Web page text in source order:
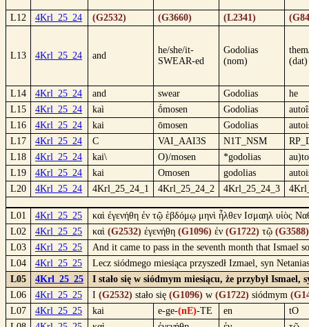
L12 4Krl_25_24 (G2532) (G3660) (L2341)
L13 4Krl_25_24 and
he/she/it-
SWEAR-ed
Godolias
(nom)
(dat)
L14 4Krl_25_24 and swear Godolias
he
L15
4Krl_25_24 kaì ṓmosen Godolias
L16
4Krl_25_24 kai ōmosen Godolias
L17
4Krl_25_24 C VAI_AAI3S N1T_NSM
L18
4Krl_25_24 kai\ O)/mosen *godolias
L19
4Krl_25_24 kai Omosen godolias
L20
4Krl_25_24 4Krl_25_24_1 4Krl_25_24_2 4Krl_25_24_3
L01 4Krl_25_25
καὶ ἐγενήθη ἐν τῷ ἑβδόμῳ μηνὶ ἦλθεν Ισμαηλ υἱὸς
L02
4Krl_25_25 καὶ (G2532) ἐγενήθη (G1096) ἐν (G1722) τῷ (G3588)
L03
4Krl_25_25
And it came to pass in the seventh month that Ismael
L04
4Krl_25_25
Lecz siódmego miesiąca przyszedł Izmael, syn
L05
4Krl_25_25
I stało się w siódmym miesiącu, że przybył
L06
4Krl_25_25 I (G2532) stało się (G1096) w (G1722) siódmym
L07
4Krl_25_25 kai e-ge-(nE)-TE en
tO